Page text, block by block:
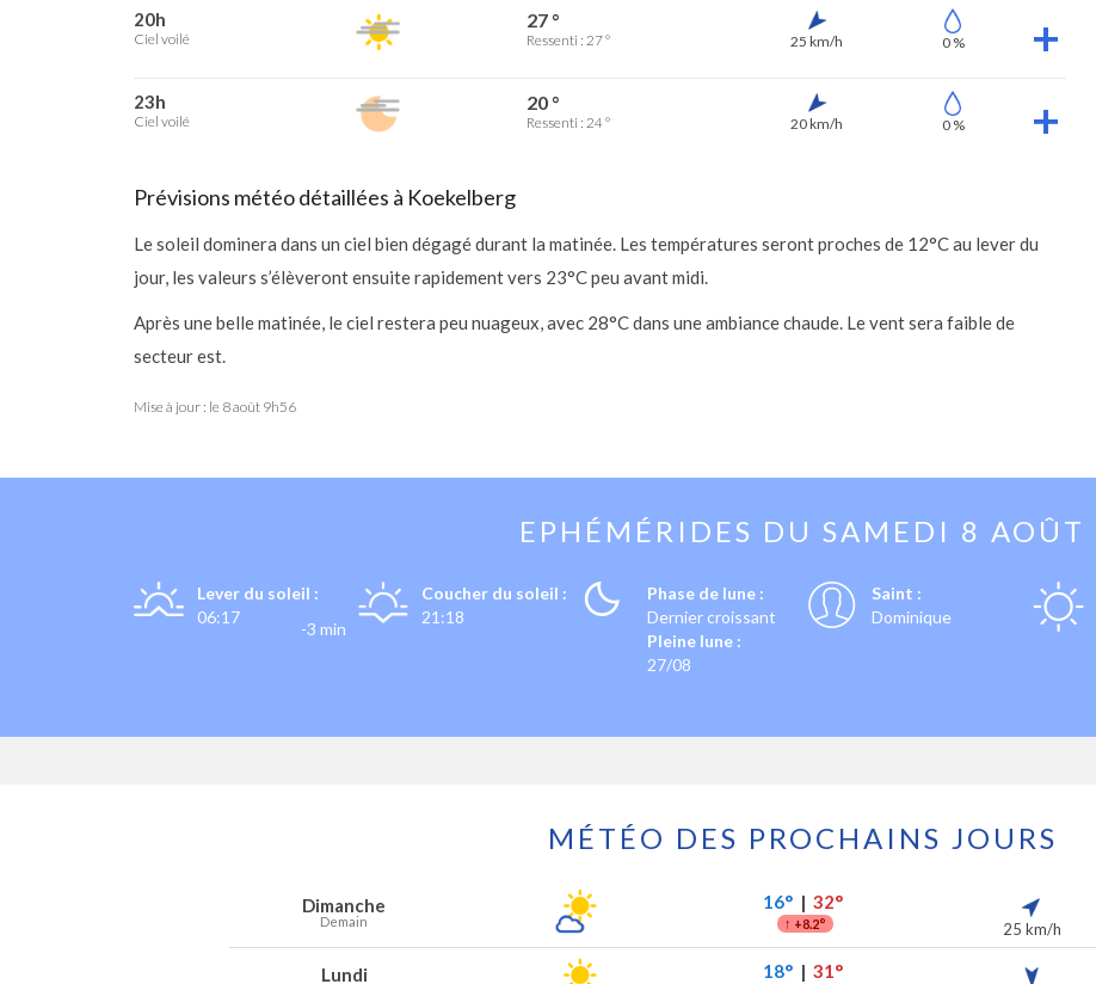
20h
Ciel voilé
27 °
Ressenti : 27 ° 25 km/h 0 %
23h
Ciel voilé
20 °
Ressenti : 24 ° 20 km/h 0 %
Prévisions météo détaillées à Koekelberg
Le soleil dominera dans un ciel bien dégagé durant la matinée. Les températures seront proches de 12°C au lever du
jour, les valeurs s’élèveront ensuite rapidement vers 23°C peu avant midi.
Après une belle matinée, le ciel restera peu nuageux, avec 28°C dans une ambiance chaude. Le vent sera faible de
secteur est.
Mise à jour : le 8 août 9h56
EPHÉMÉRIDES DU SAMEDI 8 AOÛT
Lever du soleil :
06:17
-3 min
Coucher du soleil :
21:18
Phase de lune :
Dernier croissant
Pleine lune :
27/08
Saint :
Dominique
MÉTÉO DES PROCHAINS JOURS
Prévisions météo à Koekelberg pour les 7 prochains jours
Météo Températures Précipitations
Dimanche
Demain
16°| 32°
↑ +8.2° 25 km/h
Lundi 18°| 31°